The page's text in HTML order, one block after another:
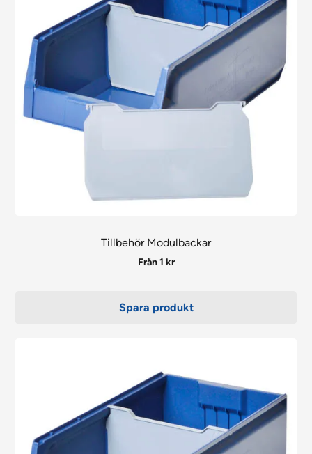
Tillbehör Modulbackar
Från1 kr
Spara produkt
varianter.
olika
alternativen
kan
väljas